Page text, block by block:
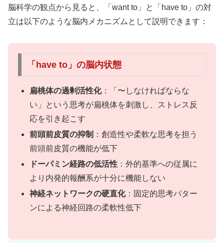
脳科学の観点から見ると、「want to」と「have to」の対
立は以下のような脳内メカニズムとして説明できます：
「have to」の脳内状態
扁桃体の過剰活性化：「〜しなければならな
い」という思考が扁桃体を刺激し、ストレス反
応を引き起こす
前頭前皮質の抑制 ：創造性や柔軟な思考を担う
前頭前皮質の機能が低下
ドーパミン経路の低活性 ：外的基準への従属に
より内発的報酬系が十分に機能しない
神経ネットワークの硬直化：固定的思考パター
ンによる神経回路の柔軟性低下